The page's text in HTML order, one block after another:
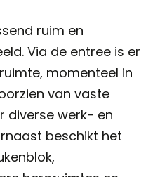
ruim en
Via de entree is er
momenteel in
van vaste
diverse werk- en
beschikt het